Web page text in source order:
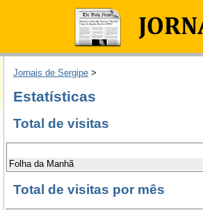
Jornais de Sergipe >
Estatísticas
Total de visitas
Folha da Manhã
Total de visitas por mês